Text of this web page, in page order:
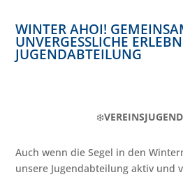
WINTER AHOI!
UNVERGESSLICHE
JUGENDABTEILUNG
❄️
Auch wenn die Segel in den
unsere Jugendabteilung aktiv und